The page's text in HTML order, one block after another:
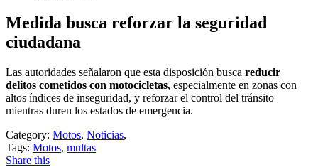
Medida busca reforzar la seguridad
ciudadana
Las autoridades señalaron que esta disposición busca reducir
delitos cometidos con motocicletas, especialmente en zonas con
altos índices de inseguridad, y reforzar el control del tránsito
mientras duren los estados de emergencia.
Category: Motos, Noticias,
Tags: Motos, multas
Share this